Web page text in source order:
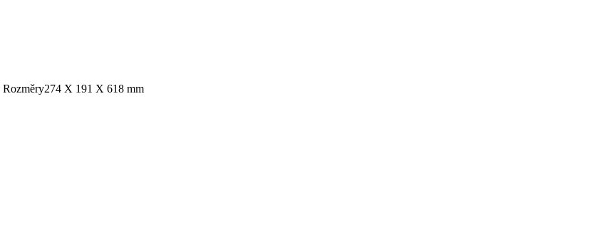
Rozměry274 X 191 X 618 mm